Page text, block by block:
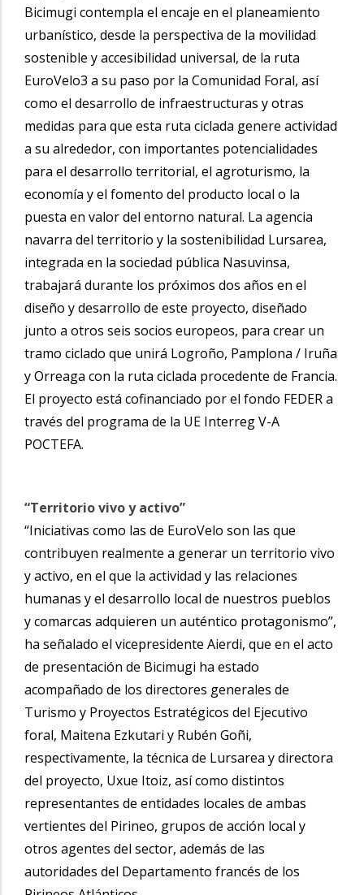
Bicimugi contempla el encaje en el planeamiento
urbanístico, desde la perspectiva de la movilidad
sostenible y accesibilidad universal, de la ruta
EuroVelo3 a su paso por la Comunidad Foral, así
como el desarrollo de infraestructuras y otras
medidas para que esta ruta ciclada genere actividad
a su alrededor, con importantes potencialidades
para el desarrollo territorial, el agroturismo, la
economía y el fomento del producto local o la
puesta en valor del entorno natural. La agencia
navarra del territorio y la sostenibilidad Lursarea,
integrada en la sociedad pública Nasuvinsa,
trabajará durante los próximos dos años en el
diseño y desarrollo de este proyecto, diseñado
junto a otros seis socios europeos, para crear un
tramo ciclado que unirá Logroño, Pamplona / Iruña
y Orreaga con la ruta ciclada procedente de Francia.
El proyecto está cofinanciado por el fondo FEDER a
través del programa de la UE Interreg V-A
POCTEFA.
“Territorio vivo y activo”
“Iniciativas como las de EuroVelo son las que
contribuyen realmente a generar un territorio vivo
y activo, en el que la actividad y las relaciones
humanas y el desarrollo local de nuestros pueblos
y comarcas adquieren un auténtico protagonismo”,
ha señalado el vicepresidente Aierdi, que en el acto
de presentación de Bicimugi ha estado
acompañado de los directores generales de
Turismo y Proyectos Estratégicos del Ejecutivo
foral, Maitena Ezkutari y Rubén Goñi,
respectivamente, la técnica de Lursarea y directora
del proyecto, Uxue Itoiz, así como distintos
representantes de entidades locales de ambas
vertientes del Pirineo, grupos de acción local y
otros agentes del sector, además de las
autoridades del Departamento francés de los